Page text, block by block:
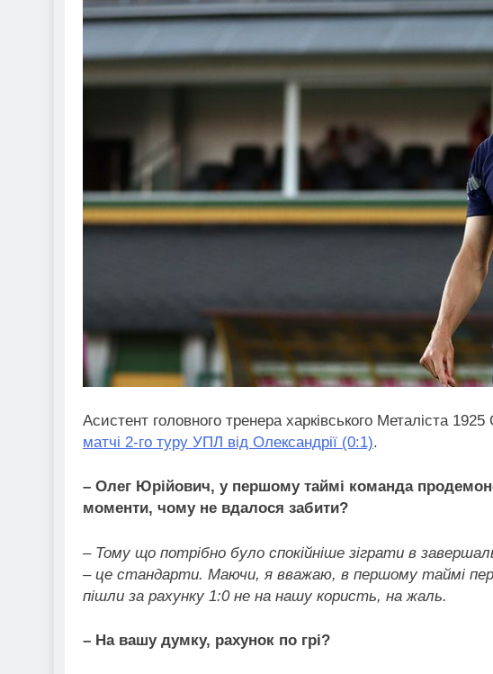
Асистент головного тренера харківського Металіста
матчі 2-го туру УПЛ від Олександрії (0:1).
– Олег Юрійович, у першому таймі команда
моменти, чому не вдалося забити?
–Тому що потрібно було спокійніше зіграти в
– це стандарти. Маючи, я вважаю, в першому таймі
пішли за рахунку 1:0 не на нашу користь, на жаль.
– На вашу думку, рахунок по грі?